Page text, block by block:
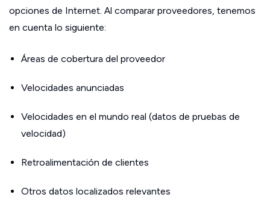
opciones de Internet. Al comparar proveedores, tenemos
en cuenta lo siguiente:
Áreas de cobertura del proveedor
Velocidades anunciadas
Velocidades en el mundo real (datos de pruebas de
velocidad)
Retroalimentación de clientes
Otros datos localizados relevantes